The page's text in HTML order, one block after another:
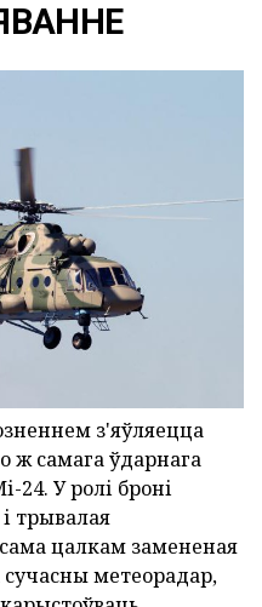
з'яўляецца
ж самага ўдарнага
24. У ролі броні
трывалая
цалкам замененая
метеорадар,